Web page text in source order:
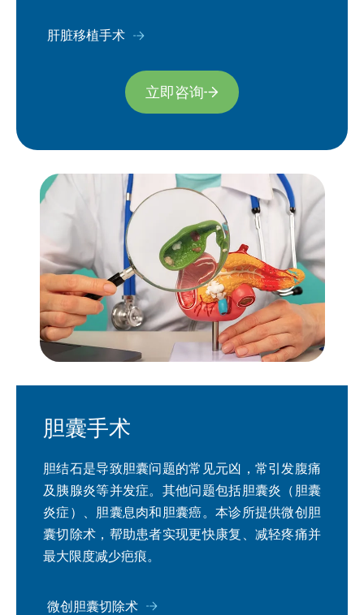
肝脏移植手术
立即咨询
胆囊手术
胆结石是导致胆囊问题的常见元凶，常引发腹痛
及胰腺炎等并发症。其他问题包括胆囊炎（胆囊
炎症）、胆囊息肉和胆囊癌。本诊所提供微创胆
囊切除术，帮助患者实现更快康复、减轻疼痛并
最大限度减少疤痕。
微创胆囊切除术